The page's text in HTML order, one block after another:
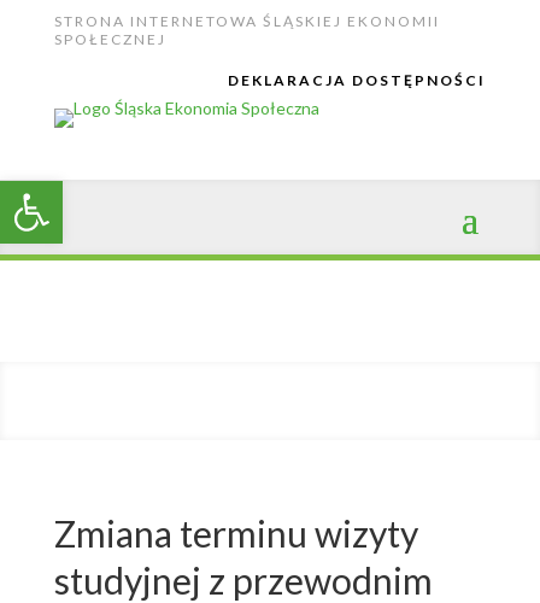
content
STRONA INTERNETOWA ŚLĄSKIEJ EKONOMII
SPOŁECZNEJ
DEKLARACJA DOSTĘPNOŚCI
Zmiana terminu wizyty
studyjnej z przewodnim
Open toolbar